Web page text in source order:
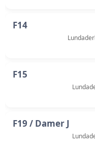
F14
F15
F19 / Damer J